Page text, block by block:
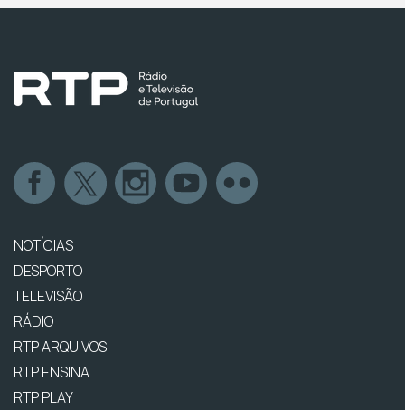
NOTÍCIAS
DESPORTO
TELEVISÃO
RÁDIO
RTP ARQUIVOS
RTP ENSINA
RTP PLAY